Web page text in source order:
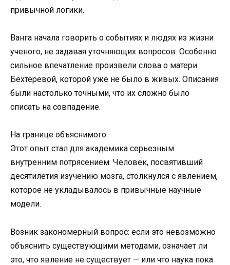
привычной логики.
Ванга начала говорить о событиях и людях из жизни
ученого, не задавая уточняющих вопросов. Особенно
сильное впечатление произвели слова о матери
Бехтеревой, которой уже не было в живых. Описания
были настолько точными, что их сложно было
списать на совпадение.
На границе объяснимого
Этот опыт стал для академика серьезным
внутренним потрясением. Человек, посвятивший
десятилетия изучению мозга, столкнулся с явлением,
которое не укладывалось в привычные научные
модели.
Возник закономерный вопрос: если это невозможно
объяснить существующими методами, означает ли
это, что явление не существует — или что наука пока